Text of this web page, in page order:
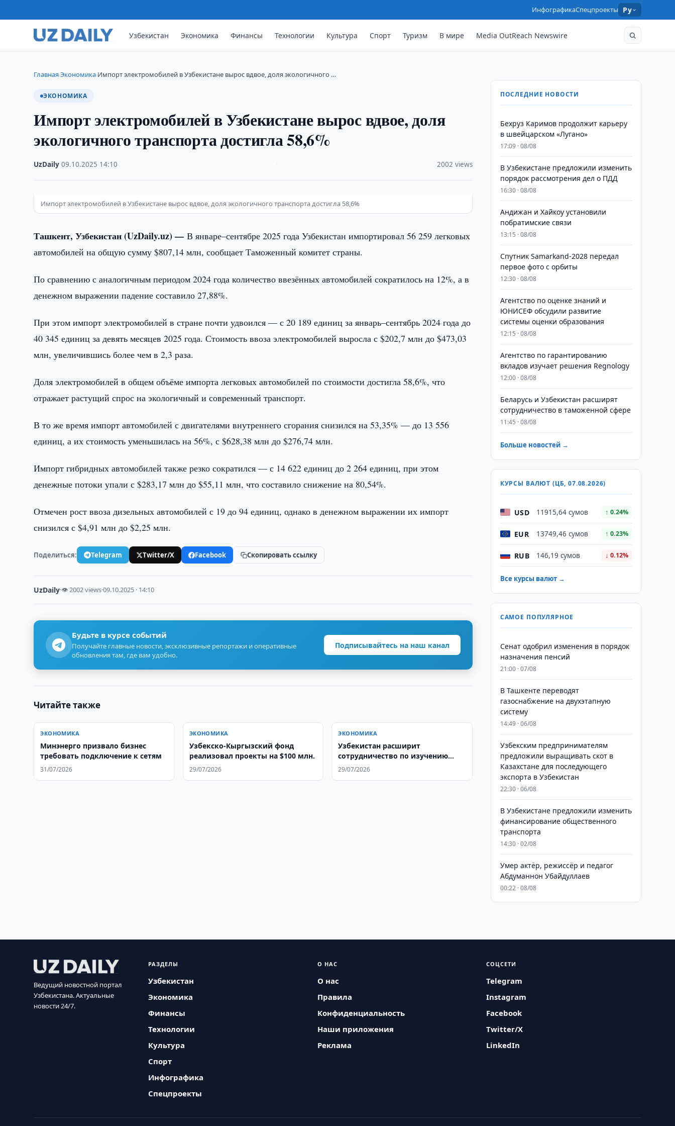
ИнфографикаСпецпроекты Ру
Узбекистан Экономика Финансы Технологии Культура Спорт Туризм В мире Media OutReach Newswire
Главная›Экономика›Импорт электромобилей в Узбекистане вырос вдвое, доля экологичного …
ЭКОНОМИКА
Импорт электромобилей в Узбекистане вырос вдвое, доля
экологичного транспорта достигла 58,6%
UzDaily ·09.10.2025 14:10 2002 views
Импорт электромобилей в Узбекистане вырос вдвое, доля экологичного транспорта достигла 58,6%
Ташкент, Узбекистан (UzDaily.uz) —В январе–сентябре 2025 года Узбекистан импортировал 56 259 легковых
автомобилей на общую сумму $807,14 млн, сообщает Таможенный комитет страны.
По сравнению с аналогичным периодом 2024 года количество ввезённых автомобилей сократилось на 12%, а в
денежном выражении падение составило 27,88%.
При этом импорт электромобилей в стране почти удвоился — с 20 189 единиц за январь–сентябрь 2024 года до
40 345 единиц за девять месяцев 2025 года. Стоимость ввоза электромобилей выросла с $202,7 млн до $473,03
млн, увеличившись более чем в 2,3 раза.
Доля электромобилей в общем объёме импорта легковых автомобилей по стоимости достигла 58,6%, что
отражает растущий спрос на экологичный и современный транспорт.
В то же время импорт автомобилей с двигателями внутреннего сгорания снизился на 53,35% — до 13 556
единиц, а их стоимость уменьшилась на 56%, с $628,38 млн до $276,74 млн.
Импорт гибридных автомобилей также резко сократился — с 14 622 единиц до 2 264 единиц, при этом
денежные потоки упали с $283,17 млн до $55,11 млн, что составило снижение на 80,54%.
Отмечен рост ввоза дизельных автомобилей с 19 до 94 единиц, однако в денежном выражении их импорт
снизился с $4,91 млн до $2,25 млн.
Поделиться: Telegram Twitter/X Facebook Скопировать ссылку
UzDaily·👁 2002 views·09.10.2025 · 14:10
Будьте в курсе событий
Получайте главные новости, эксклюзивные репортажи и оперативные
обновления там, где вам удобно.
Подписывайтесь на наш канал
Читайте также
ЭКОНОМИКА
Минэнерго призвало бизнес
требовать подключение к сетям
31/07/2026
ЭКОНОМИКА
Узбекско-Кыргызский фонд
реализовал проекты на $100 млн.
29/07/2026
ЭКОНОМИКА
Узбекистан расширит
сотрудничество по изучению
подземных вод
29/07/2026
ПОСЛЕДНИЕ НОВОСТИ
Бехруз Каримов продолжит карьеру
в швейцарском «Лугано»
17:09 · 08/08
В Узбекистане предложили изменить
порядок рассмотрения дел о ПДД
16:30 · 08/08
Андижан и Хайкоу установили
побратимские связи
13:15 · 08/08
Спутник Samarkand-2028 передал
первое фото с орбиты
12:30 · 08/08
Агентство по оценке знаний и
ЮНИСЕФ обсудили развитие
системы оценки образования
12:15 · 08/08
Агентство по гарантированию
вкладов изучает решения Regnology
12:00 · 08/08
Беларусь и Узбекистан расширят
сотрудничество в таможенной сфере
11:45 · 08/08
Больше новостей →
КУРСЫ ВАЛЮТ (ЦБ, 07.08.2026)
USD 11915,64 сумов ↑ 0.24%
EUR 13749,46 сумов ↑ 0.23%
RUB 146,19 сумов ↓ 0.12%
Все курсы валют →
САМОЕ ПОПУЛЯРНОЕ
Сенат одобрил изменения в порядок
назначения пенсий
21:00 · 07/08
В Ташкенте переводят
газоснабжение на двухэтапную
систему
14:49 · 06/08
Узбекским предпринимателям
предложили выращивать скот в
Казахстане для последующего
экспорта в Узбекистан
22:30 · 06/08
В Узбекистане предложили изменить
финансирование общественного
транспорта
14:30 · 02/08
Умер актёр, режиссёр и педагог
Абдуманнон Убайдуллаев
00:22 · 08/08
Ведущий новостной портал
Узбекистана. Актуальные
новости 24/7.
РАЗДЕЛЫ
Узбекистан
Экономика
Финансы
Технологии
Культура
Спорт
Инфографика
Спецпроекты
О НАС
О нас
Правила
Конфиденциальность
Наши приложения
Реклама
СОЦСЕТИ
Telegram
Instagram
Facebook
Twitter/X
LinkedIn